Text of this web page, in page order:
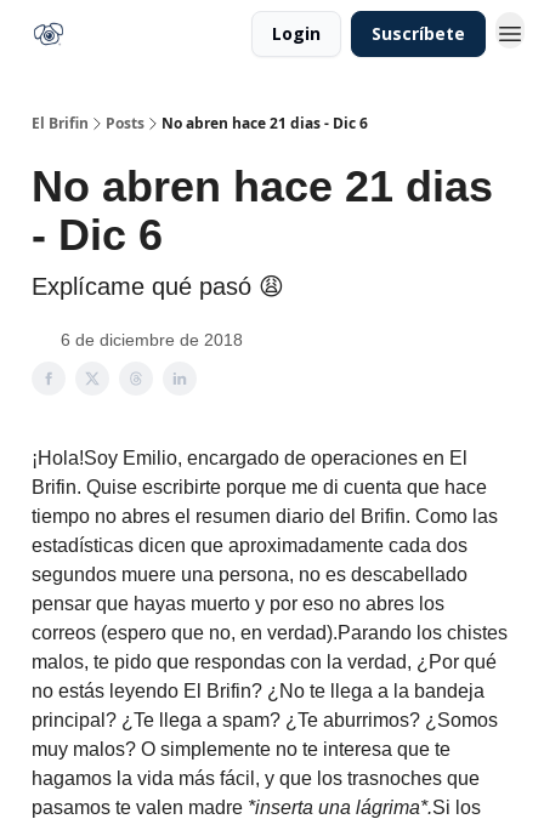
Login Suscríbete
El Brifin Posts No abren hace 21 dias - Dic 6
No abren hace 21 dias
- Dic 6
Explícame qué pasó 😩
6 de diciembre de 2018
¡Hola!Soy Emilio, encargado de operaciones en El
Brifin. Quise escribirte porque me di cuenta que hace
tiempo no abres el resumen diario del Brifin. Como las
estadísticas dicen que aproximadamente cada dos
segundos muere una persona, no es descabellado
pensar que hayas muerto y por eso no abres los
correos (espero que no, en verdad).Parando los chistes
malos, te pido que respondas con la verdad, ¿Por qué
no estás leyendo El Brifin? ¿No te llega a la bandeja
principal? ¿Te llega a spam? ¿Te aburrimos? ¿Somos
muy malos? O simplemente no te interesa que te
hagamos la vida más fácil, y que los trasnoches que
pasamos te valen madre *inserta una lágrima*.Si los